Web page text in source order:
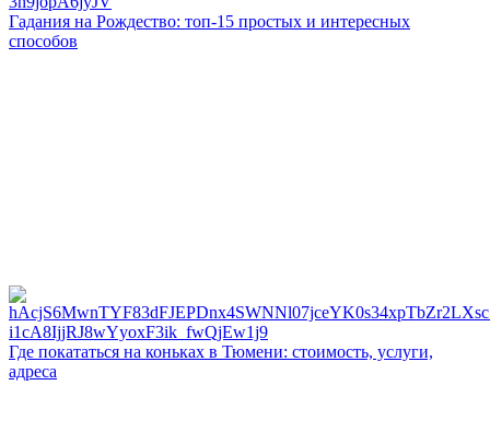
Гадания на Рождество: топ-15 простых и интересных
способов
Где покататься на коньках в Тюмени: стоимость, услуги,
адреса